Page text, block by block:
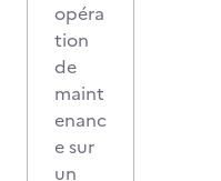
opéra
tion
de
maint
enanc
e sur
un